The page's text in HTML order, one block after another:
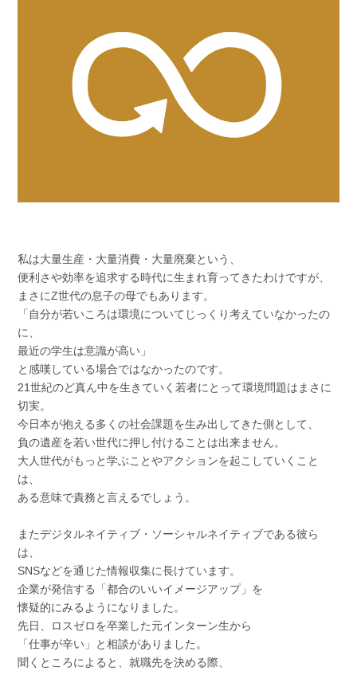
私は大量生産・大量消費・大量廃棄という、
便利さや効率を追求する時代に生まれ育ってきたわけですが、
まさにZ世代の息子の母でもあります。
「自分が若いころは環境についてじっくり考えていなかったの
に、
最近の学生は意識が高い」
と感嘆している場合ではなかったのです。
21世紀のど真ん中を生きていく若者にとって環境問題はまさに
切実。
今日本が抱える多くの社会課題を生み出してきた側として、
負の遺産を若い世代に押し付けることは出来ません。
大人世代がもっと学ぶことやアクションを起こしていくこと
は、
ある意味で責務と言えるでしょう。
またデジタルネイティブ・ソーシャルネイティブである彼ら
は、
SNSなどを通じた情報収集に長けています。
企業が発信する「都合のいいイメージアップ」を
懐疑的にみるようになりました。
先日、ロスゼロを卒業した元インターン生から
「仕事が辛い」と相談がありました。
聞くところによると、就職先を決める際、